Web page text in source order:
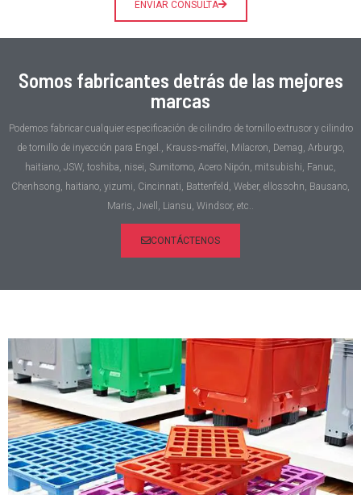
ENVIAR CONSULTA
Somos fabricantes detrás de las mejores
marcas
Podemos fabricar cualquier especificación de cilindro de tornillo extrusor y cilindro
de tornillo de inyección para Engel., Krauss-maffei, Milacron, Demag, Arburgo,
haitiano, JSW, toshiba, nisei, Sumitomo, Acero Nipón, mitsubishi, Fanuc,
Chenhsong, haitiano, yizumi, Cincinnati, Battenfeld, Weber, ellossohn, Bausano,
Maris, Jwell, Liansu, Windsor, etc..
CONTÁCTENOS